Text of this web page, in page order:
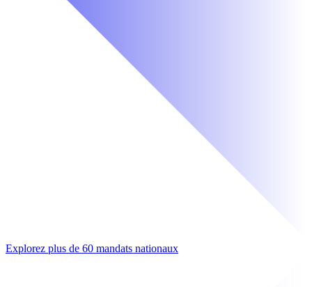
Explorez plus de 60 mandats nationaux